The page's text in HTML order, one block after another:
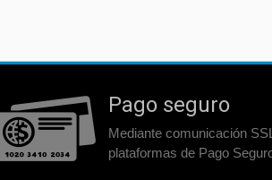
Pago seguro
Mediante comunicación
plataformas de Pago